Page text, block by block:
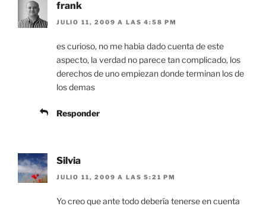
frank
JULIO 11, 2009 A LAS 4:58 PM
es curioso, no me habia dado cuenta de este
aspecto, la verdad no parece tan complicado, los
derechos de uno empiezan donde terminan los de
los demas
Responder
Silvia
JULIO 11, 2009 A LAS 5:21 PM
Yo creo que ante todo debería tenerse en cuenta